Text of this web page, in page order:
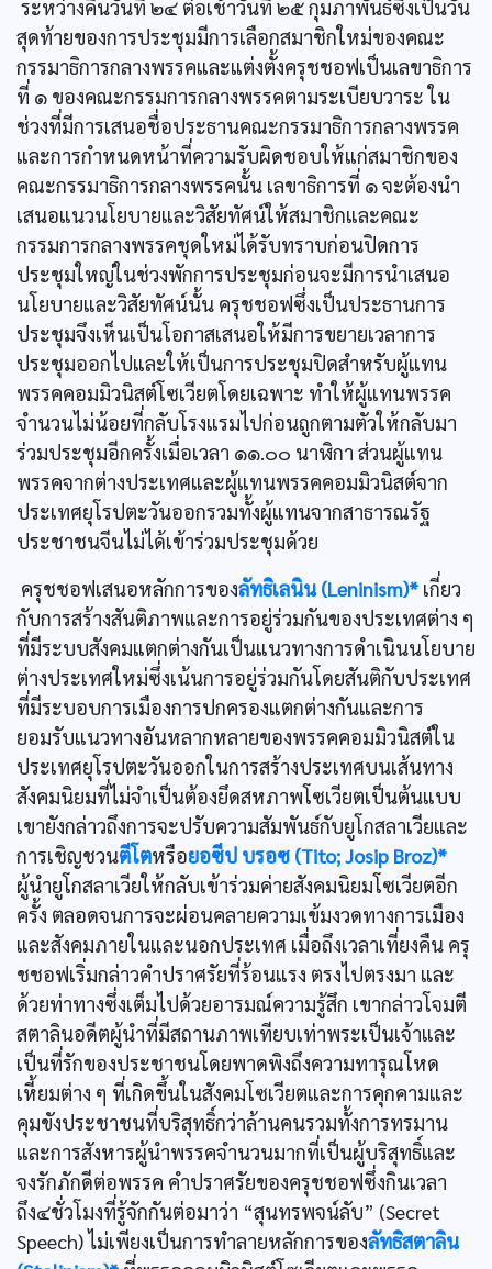
ระหว่างคืนวันที่ ๒๔ ต่อเช้าวันที่ ๒๕ กุมภาพันธ์ซึ่งเป็นวัน
สุดท้ายของการประชุมมีการเลือกสมาชิกใหม่ของคณะ
กรรมาธิการกลางพรรคและแต่งตั้งครุชชอฟเป็นเลขาธิการ
ที่ ๑ ของคณะกรรมการกลางพรรคตามระเบียบวาระ ใน
ช่วงที่มีการเสนอชื่อประธานคณะกรรมาธิการกลางพรรค
และการกำหนดหน้าที่ความรับผิดชอบให้แก่สมาชิกของ
คณะกรรมาธิการกลางพรรคนั้น เลขาธิการที่ ๑ จะต้องนำ
เสนอแนวนโยบายและวิสัยทัศน์ให้สมาชิกและคณะ
กรรมการกลางพรรคชุดใหม่ได้รับทราบก่อนปิดการ
ประชุมใหญ่ในช่วงพักการประชุมก่อนจะมีการนำเสนอ
นโยบายและวิสัยทัศน์นั้น ครุชชอฟซึ่งเป็นประธานการ
ประชุมจึงเห็นเป็นโอกาสเสนอให้มีการขยายเวลาการ
ประชุมออกไปและให้เป็นการประชุมปิดสำหรับผู้แทน
พรรคคอมมิวนิสต์โซเวียตโดยเฉพาะ ทำให้ผู้แทนพรรค
จำนวนไม่น้อยที่กลับโรงแรมไปก่อนถูกตามตัวให้กลับมา
ร่วมประชุมอีกครั้งเมื่อเวลา ๑๑.๐๐ นาฬิกา ส่วนผู้แทน
พรรคจากต่างประเทศและผู้แทนพรรคคอมมิวนิสต์จาก
ประเทศยุโรปตะวันออกรวมทั้งผู้แทนจากสาธารณรัฐ
ประชาชนจีนไม่ได้เข้าร่วมประชุมด้วย
ครุชชอฟเสนอหลักการของลัทธิเลนิน (Leninism)* เกี่ยว
กับการสร้างสันติภาพและการอยู่ร่วมกันของประเทศต่าง ๆ
ที่มีระบบสังคมแตกต่างกันเป็นแนวทางการดำเนินนโยบาย
ต่างประเทศใหม่ซึ่งเน้นการอยู่ร่วมกันโดยสันติกับประเทศ
ที่มีระบอบการเมืองการปกครองแตกต่างกันและการ
ยอมรับแนวทางอันหลากหลายของพรรคคอมมิวนิสต์ใน
ประเทศยุโรปตะวันออกในการสร้างประเทศบนเส้นทาง
สังคมนิยมที่ไม่จำเป็นต้องยึดสหภาพโซเวียตเป็นต้นแบบ
เขายังกล่าวถึงการจะปรับความสัมพันธ์กับยูโกสลาเวียและ
การเชิญชวนตีโตหรือยอซีป บรอซ (Tito; Josip Broz)*
ผู้นำยูโกสลาเวียให้กลับเข้าร่วมค่ายสังคมนิยมโซเวียตอีก
ครั้ง ตลอดจนการจะผ่อนคลายความเข้มงวดทางการเมือง
และสังคมภายในและนอกประเทศ เมื่อถึงเวลาเที่ยงคืน ครุ
ชชอฟเริ่มกล่าวคำปราศรัยที่ร้อนแรง ตรงไปตรงมา และ
ด้วยท่าทางซึ่งเต็มไปด้วยอารมณ์ความรู้สึก เขากล่าวโจมตี
สตาลินอดีตผู้นำที่มีสถานภาพเทียบเท่าพระเป็นเจ้าและ
เป็นที่รักของประชาชนโดยพาดพิงถึงความทารุณโหด
เหี้ยมต่าง ๆ ที่เกิดขึ้นในสังคมโซเวียตและการคุกคามและ
คุมขังประชาชนที่บริสุทธิ์กว่าล้านคนรวมทั้งการทรมาน
และการสังหารผู้นำพรรคจำนวนมากที่เป็นผู้บริสุทธิ์และ
จงรักภักดีต่อพรรค คำปราศรัยของครุชชอฟซึ่งกินเวลา
ถึง๔ชั่วโมงที่รู้จักกันต่อมาว่า “สุนทรพจน์ลับ” (Secret
Speech) ไม่เพียงเป็นการทำลายหลักการของลัทธิสตาลิน